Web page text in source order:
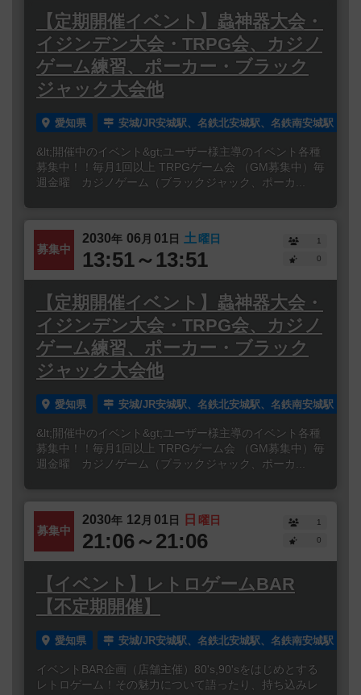
【定期開催イベント】蟲神器大会・
イジンデン大会・TRPG会、カジノ
ゲーム練習、ポーカー・ブラック
ジャック大会他
愛知県 安城/JR安城駅、名鉄北安城駅、名鉄南安城駅
&lt;開催中のイベント&gt;ユーザー様主導のイベント各種
募集中！！毎月1回以上 TRPGゲーム会 （GM募集中）毎
週金曜 カジノゲーム（ブラックジャック、ポーカ...
募集中
2030年 06 月 01日 土曜日
13:51～13:51
1
0
【定期開催イベント】蟲神器大会・
イジンデン大会・TRPG会、カジノ
ゲーム練習、ポーカー・ブラック
ジャック大会他
愛知県 安城/JR安城駅、名鉄北安城駅、名鉄南安城駅
&lt;開催中のイベント&gt;ユーザー様主導のイベント各種
募集中！！毎月1回以上 TRPGゲーム会 （GM募集中）毎
週金曜 カジノゲーム（ブラックジャック、ポーカ...
募集中
2030年 12 月 01日 日 曜日
21:06～21:06
1
0
【イベント】レトロゲームBAR
【不定期開催】
愛知県 安城/JR安城駅、名鉄北安城駅、名鉄南安城駅
イベントBAR企画（店舗主催）80's,90'sをはじめとする
レトロゲーム！その魅力について語ったり、持ち込みレ